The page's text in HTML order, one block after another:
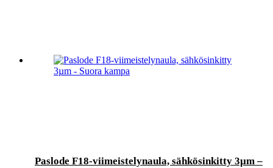
Paslode F18-viimeistelynaula, sähkösinkitty 3µm –